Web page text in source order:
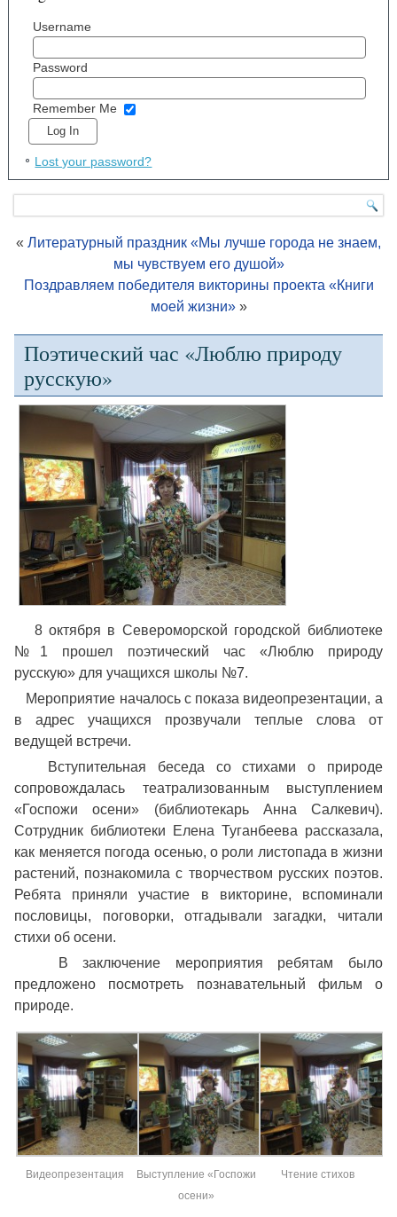
Username
Password
Remember Me
Lost your password?
« Литературный праздник «Мы лучше города не знаем,
мы чувствуем его душой»
Поздравляем победителя викторины проекта «Книги
моей жизни»»
Поэтический час «Люблю природу
русскую»
8 октября в Североморской городской библиотеке
№1 прошел поэтический час «Люблю природу
русскую» для учащихся школы №7.
Мероприятие началось с показа видеопрезентации, а
в адрес учащихся прозвучали теплые слова от
ведущей встречи.
Вступительная беседа со стихами о природе
сопровождалась театрализованным выступлением
«Госпожи осени» (библиотекарь Анна Салкевич).
Сотрудник библиотеки Елена Туганбеева рассказала,
как меняется погода осенью, о роли листопада в жизни
растений, познакомила с творчеством русских поэтов.
Ребята приняли участие в викторине, вспоминали
пословицы, поговорки, отгадывали загадки, читали
стихи об осени.
В заключение мероприятия ребятам было
предложено посмотреть познавательный фильм о
природе.
Видеопрезентация
Выступление «Госпожи
осени»
Чтение стихов